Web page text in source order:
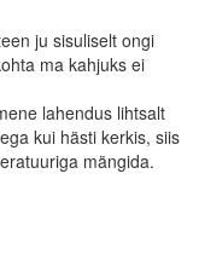
ju sisuliselt ongi
ma kahjuks ei
lahendus lihtsalt
kui hästi kerkis, siis
mängida.